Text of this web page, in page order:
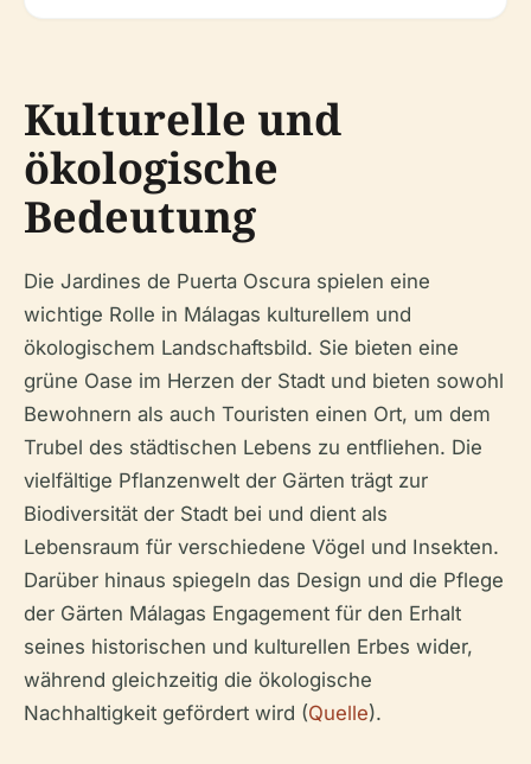
Kulturelle und
ökologische
Bedeutung
Die Jardines de Puerta Oscura spielen eine
wichtige Rolle in Málagas kulturellem und
ökologischem Landschaftsbild. Sie bieten eine
grüne Oase im Herzen der Stadt und bieten sowohl
Bewohnern als auch Touristen einen Ort, um dem
Trubel des städtischen Lebens zu entfliehen. Die
vielfältige Pflanzenwelt der Gärten trägt zur
Biodiversität der Stadt bei und dient als
Lebensraum für verschiedene Vögel und Insekten.
Darüber hinaus spiegeln das Design und die Pflege
der Gärten Málagas Engagement für den Erhalt
seines historischen und kulturellen Erbes wider,
während gleichzeitig die ökologische
Nachhaltigkeit gefördert wird (Quelle).